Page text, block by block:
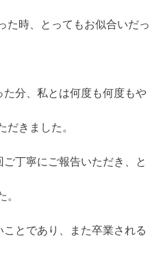
た時、とってもお似合いだっ
分、私とは何度も何度もや
だきました。
丁寧にご報告いただき、と
。
とであり、また卒業される